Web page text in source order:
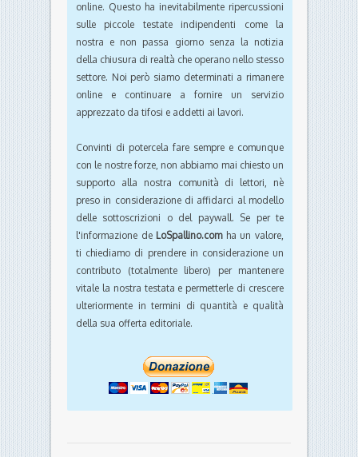
online. Questo ha inevitabilmente ripercussioni
sulle piccole testate indipendenti come la
nostra e non passa giorno senza la notizia
della chiusura di realtà che operano nello stesso
settore. Noi però siamo determinati a rimanere
online e continuare a fornire un servizio
apprezzato da tifosi e addetti ai lavori.
Convinti di potercela fare sempre e comunque
con le nostre forze, non abbiamo mai chiesto un
supporto alla nostra comunità di lettori, nè
preso in considerazione di affidarci al modello
delle sottoscrizioni o del paywall. Se per te
l'informazione de LoSpallino.comha un valore,
ti chiediamo di prendere in considerazione un
contributo (totalmente libero) per mantenere
vitale la nostra testata e permetterle di crescere
ulteriormente in termini di quantità e qualità
della sua offerta editoriale.